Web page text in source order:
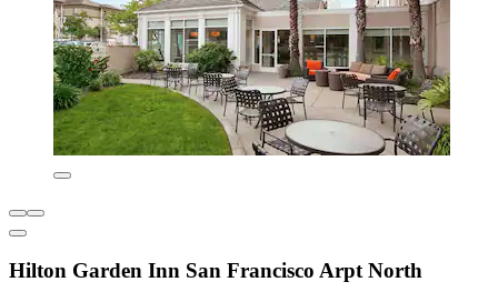
Hilton Garden Inn San Francisco Arpt North